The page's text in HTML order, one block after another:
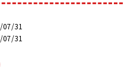
07/31
07/31